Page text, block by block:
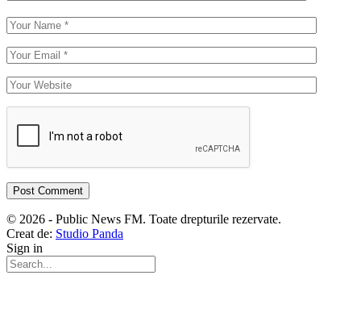
© 2026 - Public News FM. Toate drepturile rezervate.
Creat de: Studio Panda
Sign in